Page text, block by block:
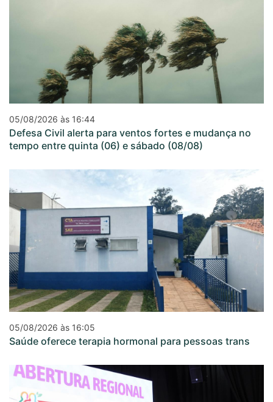
05/08/2026 às 16:44
Defesa Civil alerta para ventos fortes e mudança no
tempo entre quinta (06) e sábado (08/08)
05/08/2026 às 16:05
Saúde oferece terapia hormonal para pessoas trans